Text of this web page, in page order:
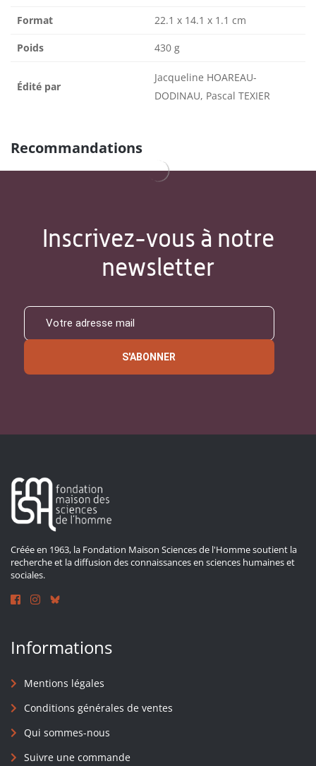
Format 22.1 x 14.1 x 1.1 cm
Poids 430 g
Édité par
Jacqueline HOAREAU-
DODINAU, Pascal TEXIER
Recommandations
Inscrivez-vous à notre
newsletter
S'ABONNER
Créée en 1963, la Fondation Maison Sciences de l'Homme soutient la
recherche et la diffusion des connaissances en sciences humaines et
sociales.
Informations
Mentions légales
Conditions générales de ventes
Qui sommes-nous
Suivre une commande